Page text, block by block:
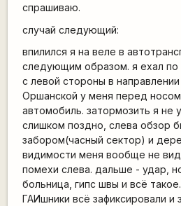
спрашиваю.
случай следующий:
впилился я на веле в
следующим образом. я ехал по
с левой стороны в
Оршанской у меня перед
автомобиль. затормозить я не
слишком поздно, слева обзор
забором(часный сектор) и
видимости меня вообще не
помехи слева. дальше - удар,
больница, гипс швы и всё такое.
ГАИшники всё зафиксировали и